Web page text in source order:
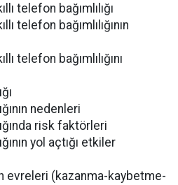
telefon bağımlılığı
telefon bağımlılığının
telefon bağımlılığını
nedenleri
risk faktörleri
yol açtığı etkiler
evreleri (kazanma-kaybetme-